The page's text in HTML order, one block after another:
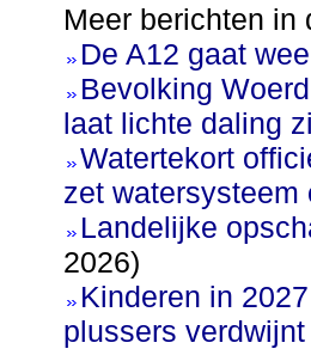
Meer berichten in
De A12 gaat
Bevolking
laat lichte daling
Watertekort
zet watersysteem
Landelijke
2026)
Kinderen in
plussers verdwijnt